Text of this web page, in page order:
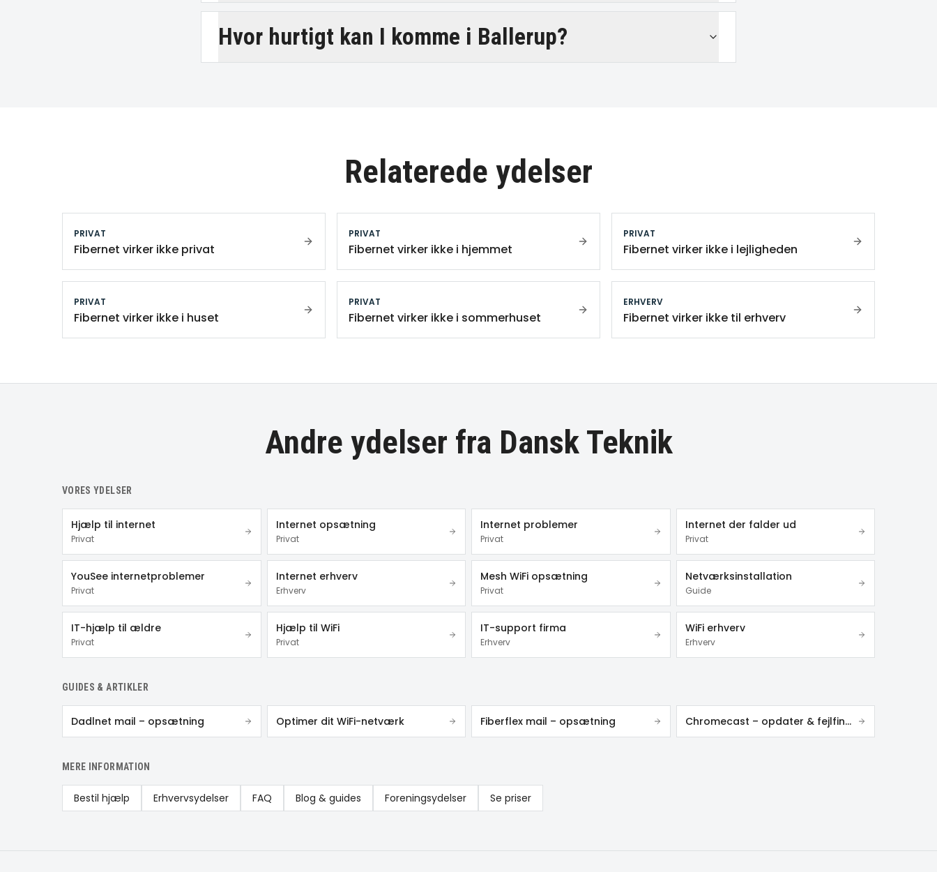
Hvor hurtigt kan I komme i Ballerup?
Relaterede ydelser
PRIVAT
Fibernet virker ikke privat
PRIVAT
Fibernet virker ikke i hjemmet
PRIVAT
Fibernet virker ikke i lejligheden
PRIVAT
Fibernet virker ikke i huset
PRIVAT
Fibernet virker ikke i sommerhuset
ERHVERV
Fibernet virker ikke til erhverv
Andre ydelser fra Dansk Teknik
VORES YDELSER
Hjælp til internet
Privat
Internet opsætning
Privat
Internet problemer
Privat
Internet der falder ud
Privat
YouSee internetproblemer
Privat
Internet erhverv
Erhverv
Mesh WiFi opsætning
Privat
Netværksinstallation
Guide
IT-hjælp til ældre
Privat
Hjælp til WiFi
Privat
IT-support firma
Erhverv
WiFi erhverv
Erhverv
GUIDES & ARTIKLER
Dadlnet mail – opsætning Optimer dit WiFi-netværk Fiberflex mail – opsætning Chromecast – opdater & fejlfinding
MERE INFORMATION
Bestil hjælp Erhvervsydelser FAQ Blog & guides Foreningsydelser Se priser